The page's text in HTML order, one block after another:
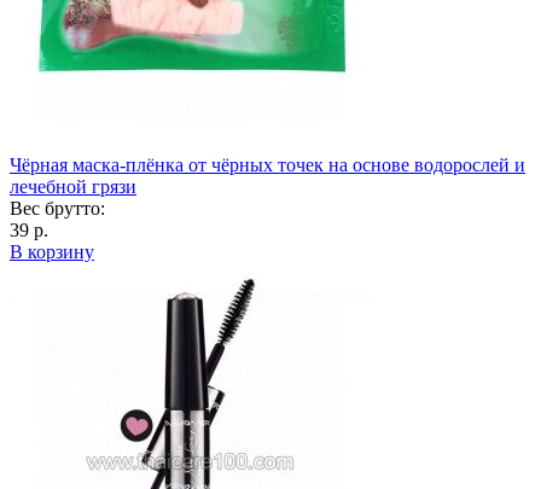
Чёрная маска-плёнка от чёрных точек на основе водорослей и
лечебной грязи
Вес брутто:
39 р.
В корзину